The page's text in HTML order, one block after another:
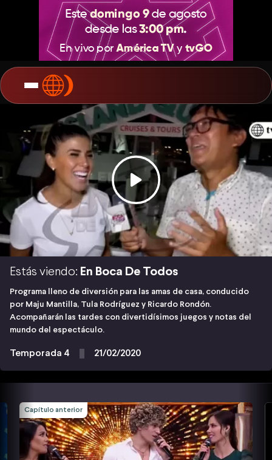
Estás viendo: En Boca De Todos
Programa lleno de diversión para las amas de casa, conducido
por Maju Mantilla, Tula Rodríguez y Ricardo Rondón.
Acompañarán las tardes con divertidísimos juegos y notas del
mundo del espectáculo.
Temporada 4 21/02/2020
Capítulo anterior